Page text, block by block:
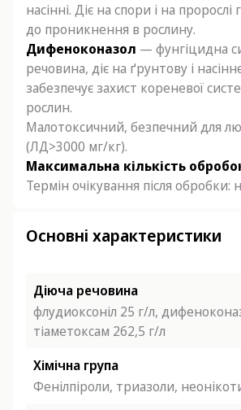
насінні. Діє на спори і на
до проникнення в рослину.
Дифеноконазол — фунгіцидна
речовина, діє на ґрунтову і
забезпечує захист кореневої
рослин.
Малотоксичний, безпечний для
(ЛД>3000 мг/кг).
Максимальна кількість
Термін очікування після обробки:
Основні характеристики
Діюча речовина
флудиоксоніл 25 г/л,
тіаметоксам 262,5 г/л
Хімічна група
Фенілпіроли, триазоли,